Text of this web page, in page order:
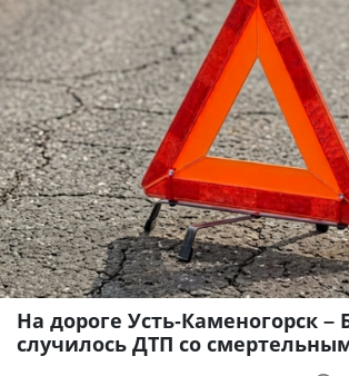
На дороге Усть-Каменогорск –
случилось ДТП со